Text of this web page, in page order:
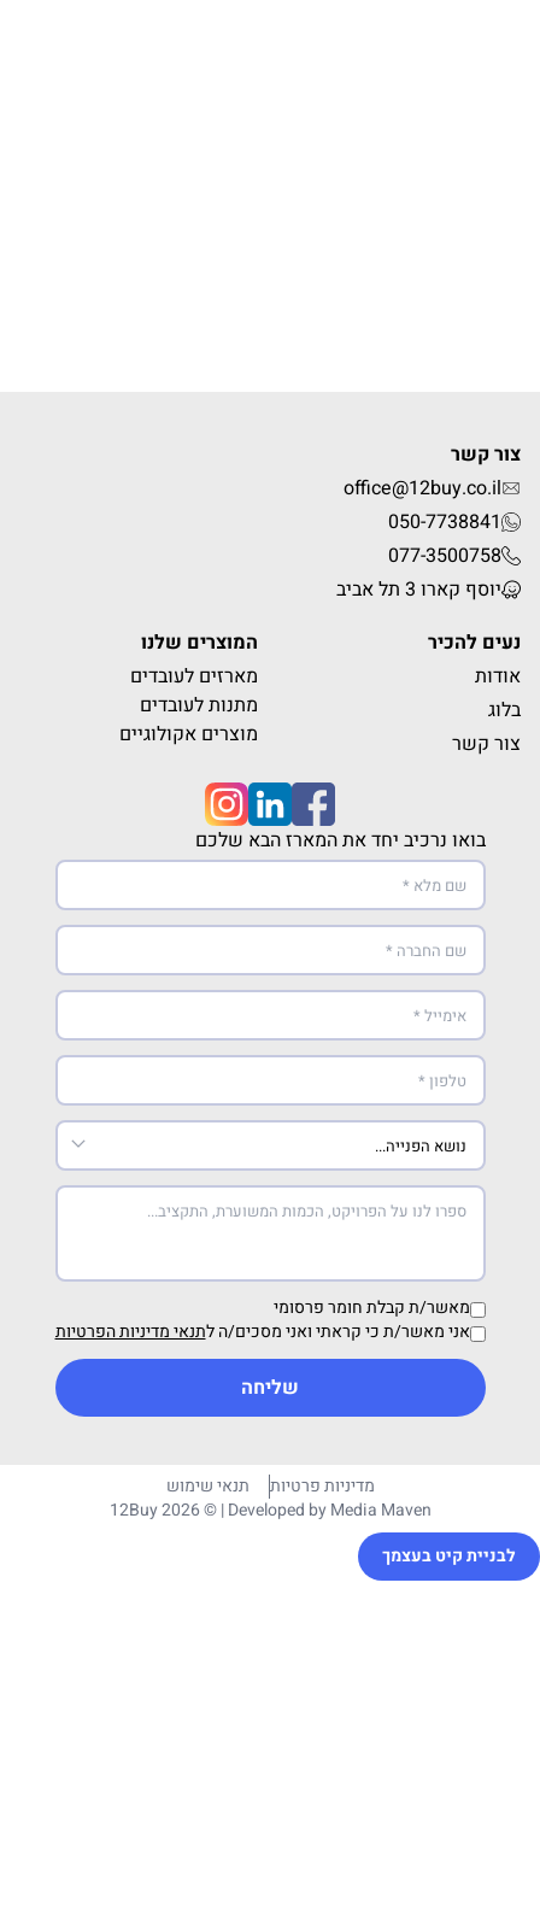
המוצרים שלנו
מארזים לעובדים
מתנות לעובדים
מוצרים אקולוגיים
יחד את המארז הבא שלכם
קבלת חומר פרסומי
ת כי קראתי ואני מסכים/ה לתנאי מדיניות הפרטיות
תנאי שימוש
12Buy 2026 © | Developed by